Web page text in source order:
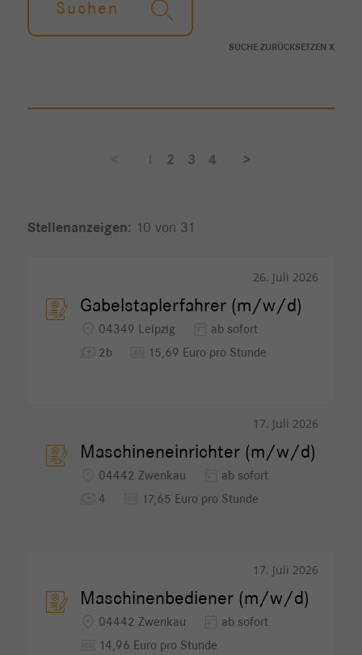
SUCHE ZURÜCKSETZEN X
Suchen
2 3 4 >
10 von 31
26. Juli 2026
Gabelstaplerfahrer (m/w/d)
04349 Leipzig ab sofort
2b 15,69 Euro pro Stunde
17. Juli 2026
Maschineneinrichter (m/w/d)
04442 Zwenkau ab sofort
4 17,65 Euro pro Stunde
17. Juli 2026
Maschinenbediener (m/w/d)
04442 Zwenkau ab sofort
14,96 Euro pro Stunde